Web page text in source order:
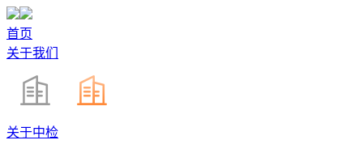
首页
关于我们
关于中检